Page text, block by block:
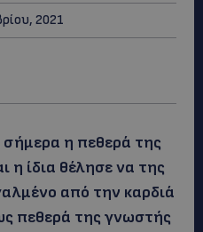
2021
σήμερα η πεθερά της
η ίδια θέλησε να της
από την καρδιά
πεθερά της γνωστής